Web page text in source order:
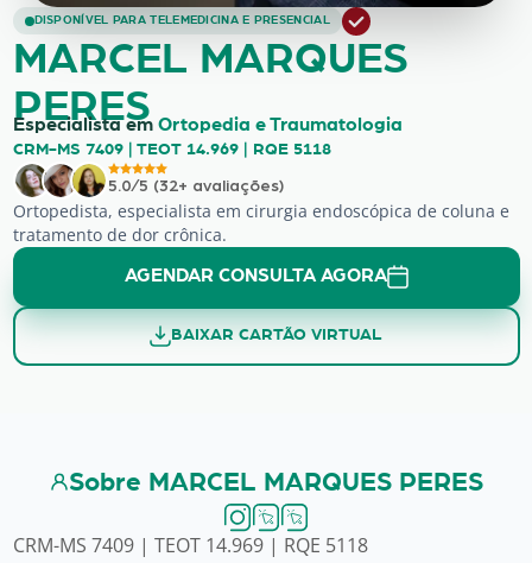
DISPONÍVEL PARA TELEMEDICINA E PRESENCIAL
MARCEL MARQUES PERES
MARCEL MARQUES
PERES
Especialista em Ortopedia e Traumatologia
CRM-MS 7409 | TEOT 14.969 | RQE 5118
5.0/5 (32+ avaliações)
Ortopedista, especialista em cirurgia endoscópica de coluna e
tratamento de dor crônica.
AGENDAR CONSULTA AGORA
BAIXAR CARTÃO VIRTUAL
Sobre MARCEL MARQUES PERES
CRM-MS 7409 | TEOT 14.969 | RQE 5118